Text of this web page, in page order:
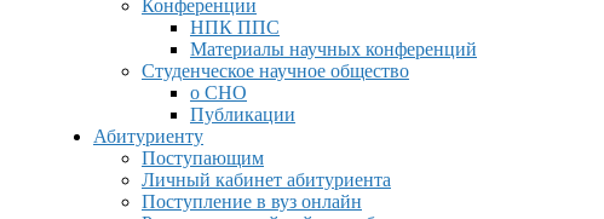
Конференции
НПК ППС
Материалы научных конференций
Студенческое научное общество
о СНО
Публикации
Абитуриенту
Поступающим
Личный кабинет абитуриента
Поступление в вуз онлайн